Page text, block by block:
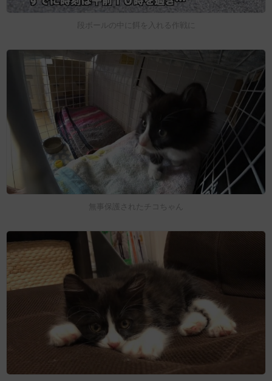
段ボールの中に餌を入れる作戦に
無事保護されたチコちゃん